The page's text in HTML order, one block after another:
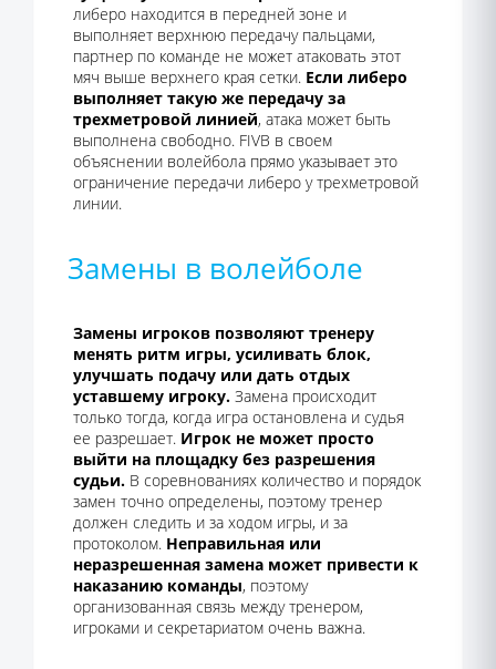
либеро находится в передней зоне и
выполняет верхнюю передачу пальцами,
партнер по команде не может атаковать этот
мяч выше верхнего края сетки. Если либеро
выполняет такую же передачу за
трехметровой линией, атака может быть
выполнена свободно. FIVB в своем
объяснении волейбола прямо указывает это
ограничение передачи либеро у трехметровой
линии.
Замены в волейболе
Замены игроков позволяют тренеру
менять ритм игры, усиливать блок,
улучшать подачу или дать отдых
уставшему игроку. Замена происходит
только тогда, когда игра остановлена и судья
ее разрешает. Игрок не может просто
выйти на площадку без разрешения
судьи. В соревнованиях количество и порядок
замен точно определены, поэтому тренер
должен следить и за ходом игры, и за
протоколом. Неправильная или
неразрешенная замена может привести к
наказанию команды, поэтому
организованная связь между тренером,
игроками и секретариатом очень важна.